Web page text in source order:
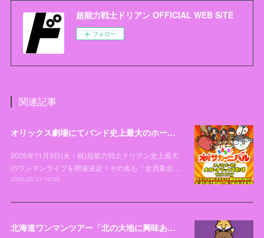
超能力戦士ドリアン OFFICIAL WEB SITE
フォロー
関連記事
オリックス劇場にてバンド史上最大のホールワンマンライブ「全員集合！オオサカーニバル」開催決定！
2026年11月3日(火・祝)超能力戦士ドリアン史上最大
のワンマンライブを開催決定！その名も「全員集合…
2026.05.31 10:00
北海道ワンマンツアー「北の大地に興味あるー！2026」開催決定！！！